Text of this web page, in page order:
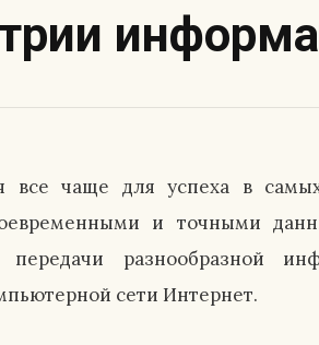
чаще для успеха в самых
и точными
разнообразной
сети Интернет.